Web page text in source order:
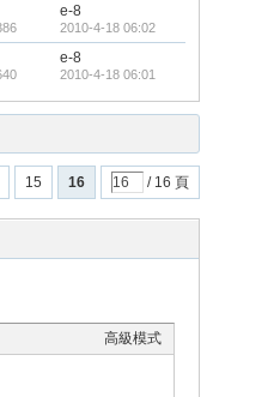
e-8
2010-4-18 06:02
e-8
2010-4-18 06:01
15 16 / 16 頁
高級模式